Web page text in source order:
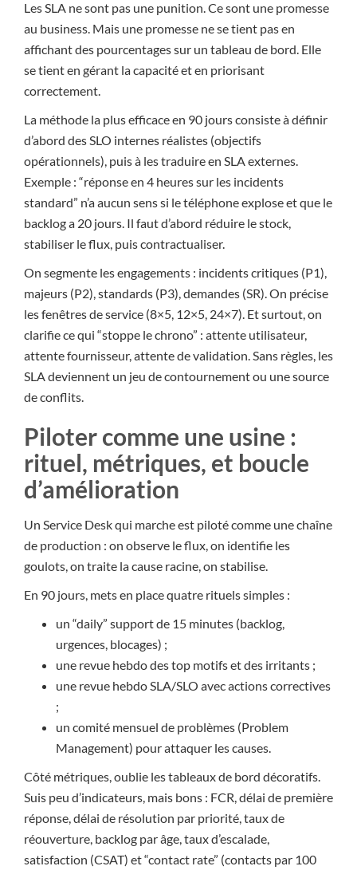
Les SLA ne sont pas une punition. Ce sont une promesse
au business. Mais une promesse ne se tient pas en
affichant des pourcentages sur un tableau de bord. Elle
se tient en gérant la capacité et en priorisant
correctement.
La méthode la plus efficace en 90 jours consiste à définir
d’abord des SLO internes réalistes (objectifs
opérationnels), puis à les traduire en SLA externes.
Exemple : “réponse en 4 heures sur les incidents
standard” n’a aucun sens si le téléphone explose et que le
backlog a 20 jours. Il faut d’abord réduire le stock,
stabiliser le flux, puis contractualiser.
On segmente les engagements : incidents critiques (P1),
majeurs (P2), standards (P3), demandes (SR). On précise
les fenêtres de service (8×5, 12×5, 24×7). Et surtout, on
clarifie ce qui “stoppe le chrono” : attente utilisateur,
attente fournisseur, attente de validation. Sans règles, les
SLA deviennent un jeu de contournement ou une source
de conflits.
Piloter comme une usine :
rituel, métriques, et boucle
d’amélioration
Un Service Desk qui marche est piloté comme une chaîne
de production : on observe le flux, on identifie les
goulots, on traite la cause racine, on stabilise.
En 90 jours, mets en place quatre rituels simples :
un “daily” support de 15 minutes (backlog,
urgences, blocages) ;
une revue hebdo des top motifs et des irritants ;
une revue hebdo SLA/SLO avec actions correctives
;
un comité mensuel de problèmes (Problem
Management) pour attaquer les causes.
Côté métriques, oublie les tableaux de bord décoratifs.
Suis peu d’indicateurs, mais bons : FCR, délai de première
réponse, délai de résolution par priorité, taux de
réouverture, backlog par âge, taux d’escalade,
satisfaction (CSAT) et “contact rate” (contacts par 100